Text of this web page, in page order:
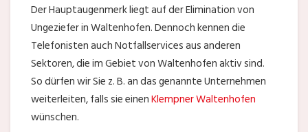
Der Hauptaugenmerk liegt auf der Elimination von
Ungeziefer in Waltenhofen. Dennoch kennen die
Telefonisten auch Notfallservices aus anderen
Sektoren, die im Gebiet von Waltenhofen aktiv sind.
So dürfen wir Sie z. B. an das genannte Unternehmen
weiterleiten, falls sie einenKlempner Waltenhofen
wünschen.